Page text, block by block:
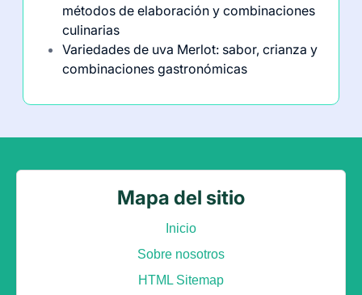
métodos de elaboración y combinaciones
culinarias
Variedades de uva Merlot: sabor, crianza y
combinaciones gastronómicas
Mapa del sitio
Inicio
Sobre nosotros
HTML Sitemap